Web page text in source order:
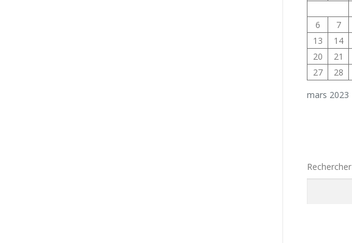
mars 2023
6
7
13
14
20
21
27
28
Rechercher